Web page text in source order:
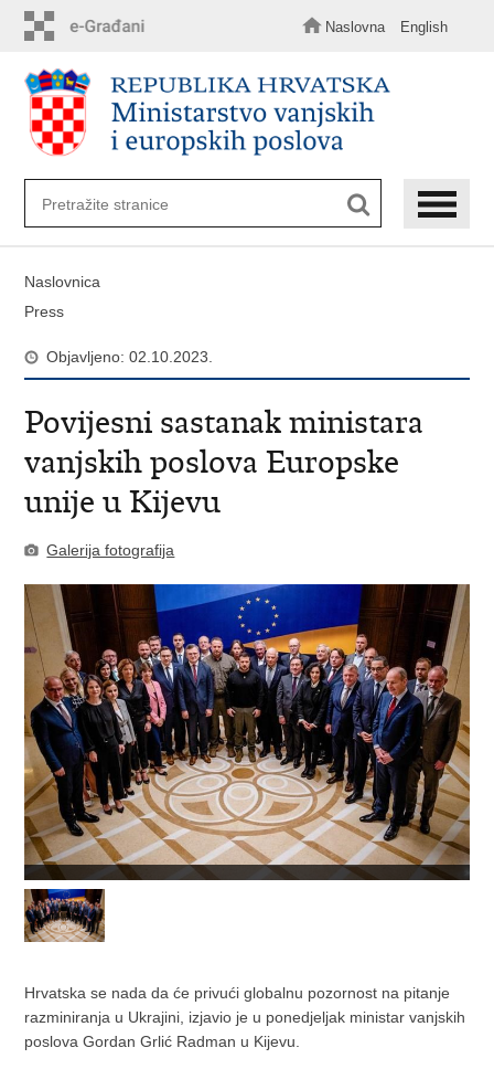
sadržaj
Naslovna English
Naslovnica
Press
Objavljeno: 02.10.2023.
Povijesni sastanak ministara
vanjskih poslova Europske
unije u Kijevu
Galerija fotografija
Hrvatska se nada da će privući globalnu pozornost na pitanje
razminiranja u Ukrajini, izjavio je u ponedjeljak ministar vanjskih
poslova Gordan Grlić Radman u Kijevu.